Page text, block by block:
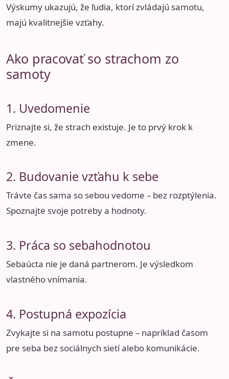
Výskumy ukazujú, že ľudia, ktorí zvládajú samotu,
majú kvalitnejšie vzťahy.
Ako pracovať so strachom zo
samoty
1. Uvedomenie
Priznajte si, že strach existuje. Je to prvý krok k
zmene.
2. Budovanie vzťahu k sebe
Trávte čas sama so sebou vedome – bez rozptýlenia.
Spoznajte svoje potreby a hodnoty.
3. Práca so sebahodnotou
Sebaúcta nie je daná partnerom. Je výsledkom
vlastného vnímania.
4. Postupná expozícia
Zvykajte si na samotu postupne – napríklad časom
pre seba bez sociálnych sietí alebo komunikácie.